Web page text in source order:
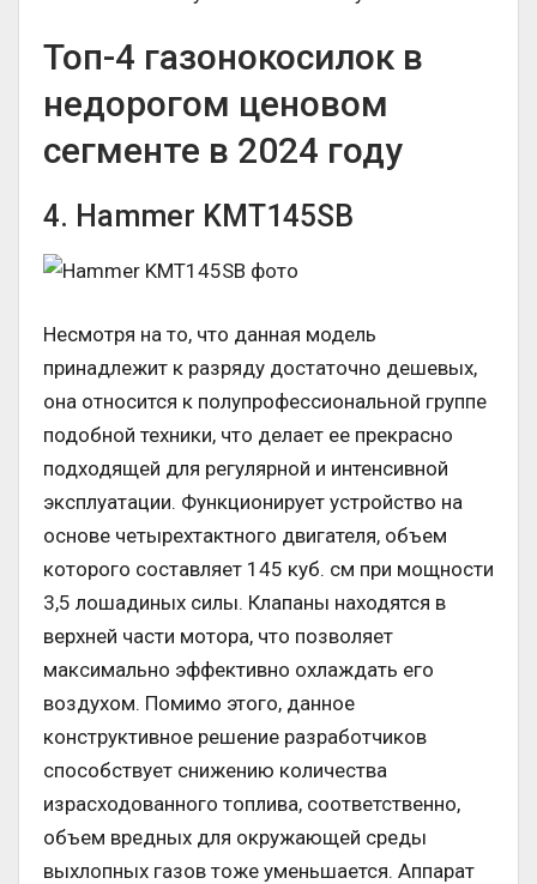
Топ-4 газонокосилок в
недорогом ценовом
сегменте в 2024 году
4. Hammer KMT145SB
Несмотря на то, что данная модель
принадлежит к разряду достаточно дешевых,
она относится к полупрофессиональной группе
подобной техники, что делает ее прекрасно
подходящей для регулярной и интенсивной
эксплуатации. Функционирует устройство на
основе четырехтактного двигателя, объем
которого составляет 145 куб. см при мощности
3,5 лошадиных силы. Клапаны находятся в
верхней части мотора, что позволяет
максимально эффективно охлаждать его
воздухом. Помимо этого, данное
конструктивное решение разработчиков
способствует снижению количества
израсходованного топлива, соответственно,
объем вредных для окружающей среды
выхлопных газов тоже уменьшается. Аппарат